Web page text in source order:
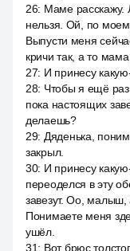
26: Маме расскажу.
нельзя. Ой, по
Выпусти меня
кричи так, а то
27: И принесу
28: Чтобы я ещё раз
пока настоящих
делаешь?
29: Дяденька,
закрыл.
30: И принесу
переоделся в эту
завезут. Оо, малыш,
Понимаете меня
ушёл.
31: Вот брюс